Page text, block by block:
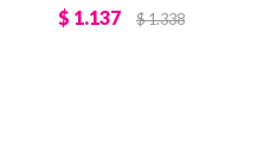
$ 1.137 $1.338